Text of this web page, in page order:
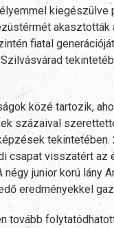
fiatal
közé tartozik,
százaival
csapat visszatért
junior korú lány
eredményekkel
tovább